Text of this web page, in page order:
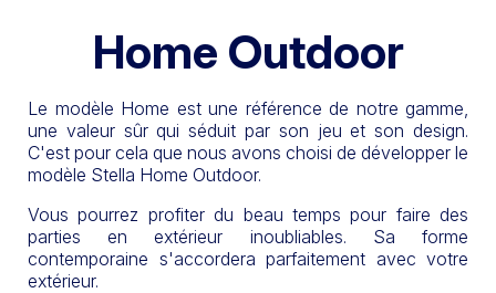
Home Outdoor
Le modèle Home est une référence de notre gamme,
une valeur sûr qui séduit par son jeu et son design.
C'est pour cela que nous avons choisi de développer le
modèle Stella Home Outdoor.
Vous pourrez profiter du beau temps pour faire des
parties en extérieur inoubliables. Sa forme
contemporaine s'accordera parfaitement avec votre
extérieur.